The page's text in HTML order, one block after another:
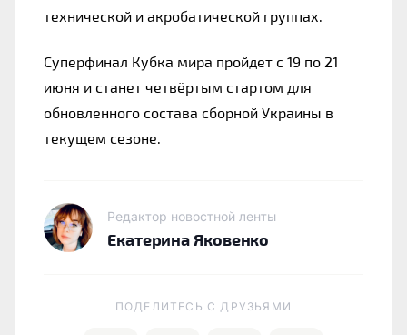
технической и акробатической группах.
Суперфинал Кубка мира пройдет с 19 по 21
июня и станет четвёртым стартом для
обновленного состава сборной Украины в
текущем сезоне.
Редактор новостной ленты
Екатерина Яковенко
ПОДЕЛИТЕСЬ C ДРУЗЬЯМИ